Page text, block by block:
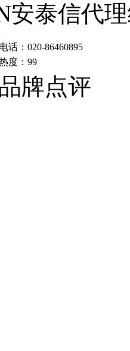
安泰信代
话：020-86460895
度：99
牌点评